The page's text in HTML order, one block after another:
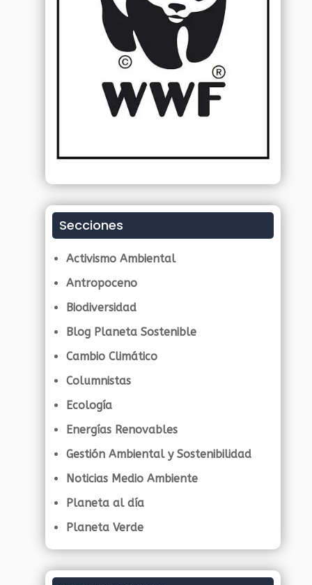
Secciones
Activismo Ambiental
Antropoceno
Biodiversidad
Blog Planeta Sostenible
Cambio Climático
Columnistas
Ecología
Energías Renovables
Gestión Ambiental y Sostenibilidad
Noticias Medio Ambiente
Planeta al día
Planeta Verde